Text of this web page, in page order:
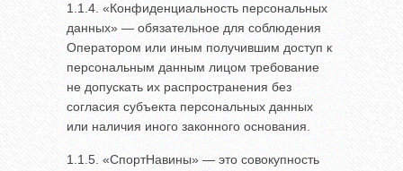
1.1.4. «Конфиденциальность персональных
данных» — обязательное для соблюдения
Оператором или иным получившим доступ к
персональным данным лицом требование
не допускать их распространения без
согласия субъекта персональных данных
или наличия иного законного основания.
1.1.5. «СпортНавины» — это совокупность